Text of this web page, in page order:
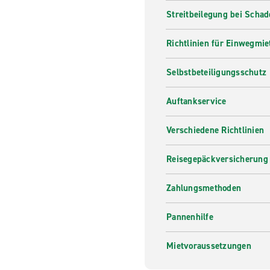
Streitbeilegung bei
Richtlinien für
Selbstbeteiligungsschutz
Auftankservice
Verschiedene Richtlinien
Reisegepäckversicherung
Zahlungsmethoden
Pannenhilfe
Mietvoraussetzungen